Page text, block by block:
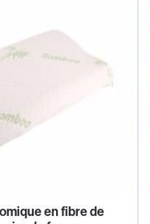
en fibre de